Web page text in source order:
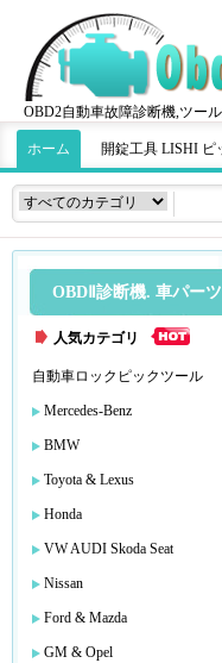
OBD2自動車故障診断機,ツー
ホーム 開錠工具 LISHI ピ
OBDⅡ診断機. 車パーツ
人気カテゴリ
自動車ロックピックツール
Mercedes-Benz
BMW
Toyota & Lexus
Honda
VW AUDI Skoda Seat
Nissan
Ford & Mazda
GM & Opel